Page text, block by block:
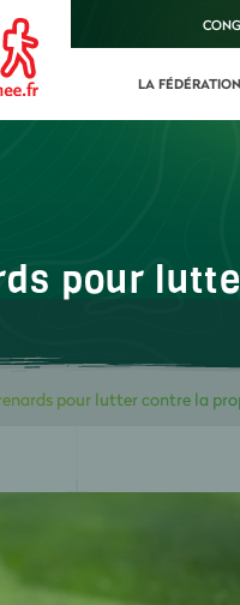
LA FÉDÉRATION
pour
pour lutter contre la